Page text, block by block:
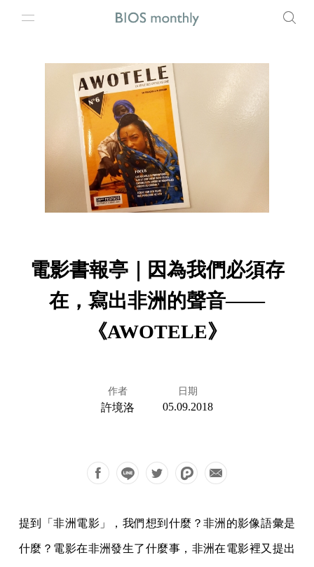
電影書報亭｜因為我們必須存
在，寫出非洲的聲音——
《AWOTELE》
作者
許境洛
日期
05.09.2018
提到「非洲電影」，我們想到什麼？非洲的影像語彙是
什麼？電影在非洲發生了什麼事，非洲在電影裡又提出